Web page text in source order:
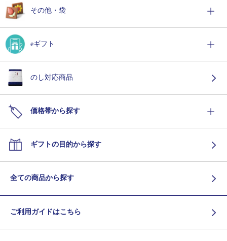
その他・袋
eギフト
のし対応商品
価格帯から探す
ギフトの目的から探す
全ての商品から探す
ご利用ガイドはこちら